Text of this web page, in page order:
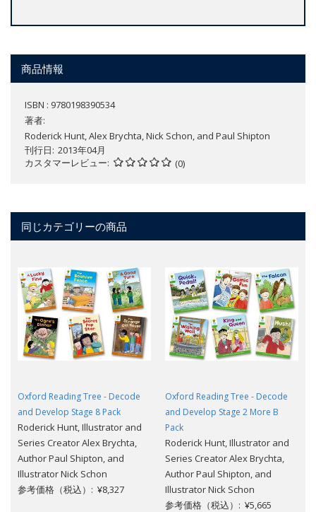
商品情報
ISBN : 9780198390534
著者:
Roderick Hunt, Alex Brychta, Nick Schon, and Paul Shipton
刊行日 2013年04月
カスタマーレビュー
(0)
同じカテゴリーの商品
Oxford Reading Tree - Decode
and Develop Stage 8 Pack
Roderick Hunt, Illustrator and
Series Creator Alex Brychta,
Author Paul Shipton, and
Illustrator Nick Schon
参考価格（税込）: ¥8,327
Oxford Reading Tree - Decode
and Develop Stage 2 More B
Pack
Roderick Hunt, Illustrator and
Series Creator Alex Brychta,
Author Paul Shipton, and
Illustrator Nick Schon
参考価格（税込）: ¥5,665